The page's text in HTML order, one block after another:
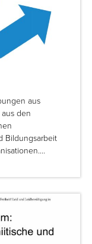
aus
den
Bildungsarbeit